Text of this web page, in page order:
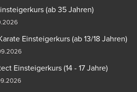
(ab 35 Jahren)
Einsteigerkurs (ab 13/18 Jahren)
Einsteigerkurs (14 - 17 Jahre)